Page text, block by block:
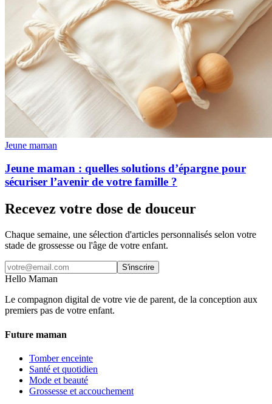
Jeune maman
Jeune maman : quelles solutions d’épargne pour
sécuriser l’avenir de votre famille ?
Recevez votre dose de douceur
Chaque semaine, une sélection d'articles personnalisés selon votre
stade de grossesse ou l'âge de votre enfant.
S'inscrire
Hello Maman
Le compagnon digital de votre vie de parent, de la conception aux
premiers pas de votre enfant.
Future maman
Tomber enceinte
Santé et quotidien
Mode et beauté
Grossesse et accouchement